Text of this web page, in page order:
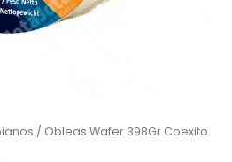
/ Obleas Wafer 398Gr Coexito